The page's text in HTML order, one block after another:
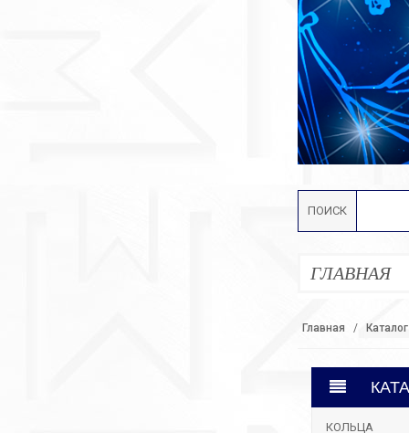
ПОИСК
ГЛАВНАЯ
Главная Каталог
КОЛЬЦА